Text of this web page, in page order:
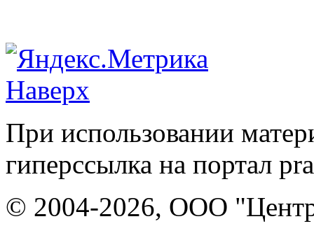
Наверх
При использовании
гиперссылка на портал
© 2004-2026, ООО "Центр